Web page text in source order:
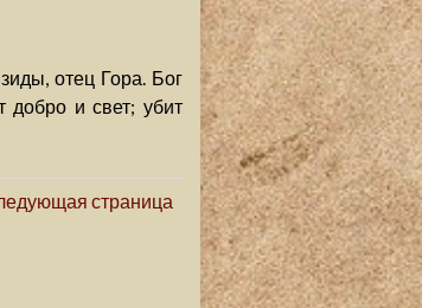
отец Гора. Бог
добро и свет; убит
страница